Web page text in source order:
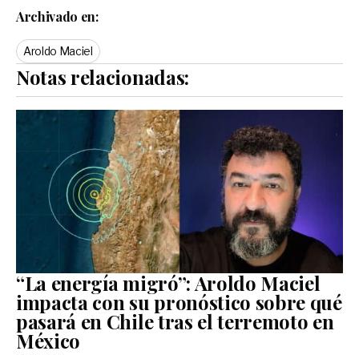
Archivado en:
Aroldo Maciel
Notas relacionadas:
“La energía migró”: Aroldo Maciel
impacta con su pronóstico sobre qué
pasará en Chile tras el terremoto en
México